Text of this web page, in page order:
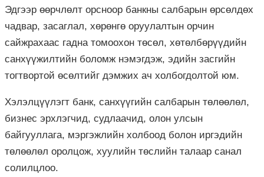
Эдгээр өөрчлөлт орсноор банкны салбарын өрсөлдөх
чадвар, засаглал, хөрөнгө оруулалтын орчин
сайжрахаас гадна томоохон төсөл, хөтөлбөрүүдийн
санхүүжилтийн боломж нэмэгдэж, эдийн засгийн
тогтвортой өсөлтийг дэмжих ач холбогдолтой юм.
Хэлэлцүүлэгт банк, санхүүгийн салбарын төлөөлөл,
бизнес эрхлэгчид, судлаачид, олон улсын
байгууллага, мэргэжлийн холбоод болон иргэдийн
төлөөлөл оролцож, хуулийн төслийн талаар санал
солилцлоо.